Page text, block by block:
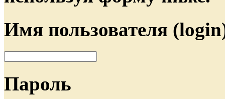
Имя пользователя
Пароль